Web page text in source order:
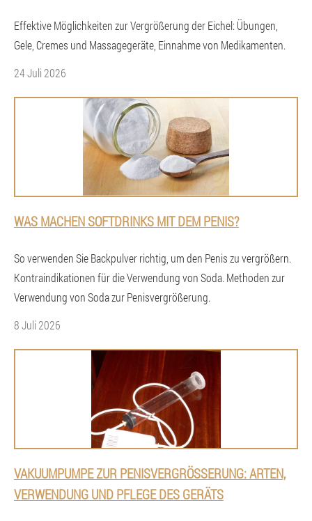
Effektive Möglichkeiten zur Vergrößerung der Eichel: Übungen,
Gele, Cremes und Massagegeräte, Einnahme von Medikamenten.
24 Juli 2026
WAS MACHEN SOFTDRINKS MIT DEM PENIS?
So verwenden Sie Backpulver richtig, um den Penis zu vergrößern.
Kontraindikationen für die Verwendung von Soda. Methoden zur
Verwendung von Soda zur Penisvergrößerung.
8 Juli 2026
VAKUUMPUMPE ZUR PENISVERGRÖSSERUNG: ARTEN, V
ERWENDUNG UND PFLEGE DES GERÄTS